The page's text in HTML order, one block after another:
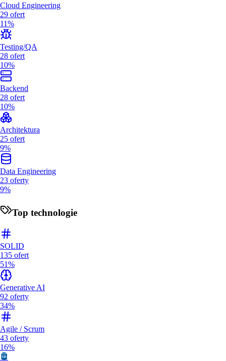
Cloud Engineering
29 ofert
11%
Testing/QA
28 ofert
10%
Backend
28 ofert
10%
Architektura
25 ofert
9%
Data Engineering
23 oferty
9%
Top technologie
SOLID
135 ofert
51%
Generative AI
92 oferty
34%
Agile / Scrum
43 oferty
16%